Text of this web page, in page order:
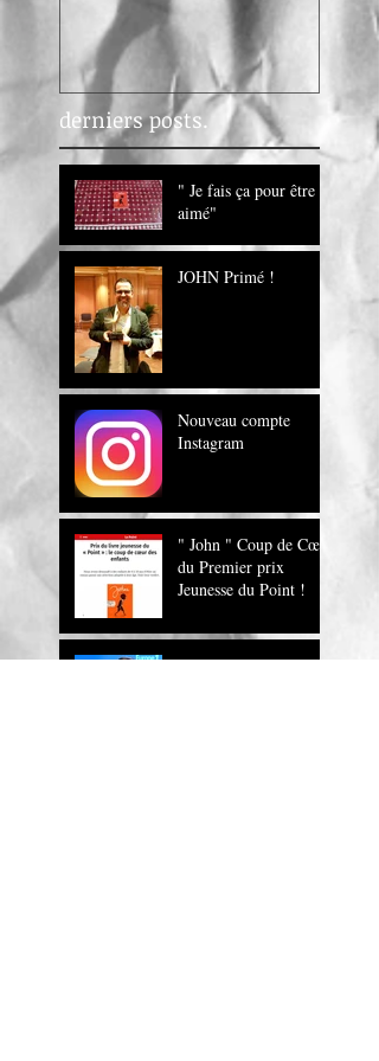
derniers posts.
" Je fais ça pour être
aimé"
JOHN Primé !
Nouveau compte
Instagram
" John " Coup de Cœur
du Premier prix
Jeunesse du Point !
" John , un roman